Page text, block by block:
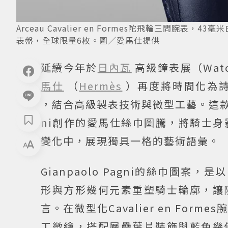
Arceau Cavalier en Formes陀飛輪三問腕表，43毫
表盤，全球限量6枚。圖／愛馬仕提供
延續今年於 日內瓦 高級鐘表展（
馬仕
（Hermès ）再度將時間化為
，結合高級製表技術與微型工藝。
ni創作的愛馬仕絲巾圖騰，將騎士
變化中，展現獨具一格的藝術語彙。
Gianpaolo Pagni的絲巾圖案，是
形與方形幾何元素重塑騎士輪廓，
言。在微型化Cavalier en Formes